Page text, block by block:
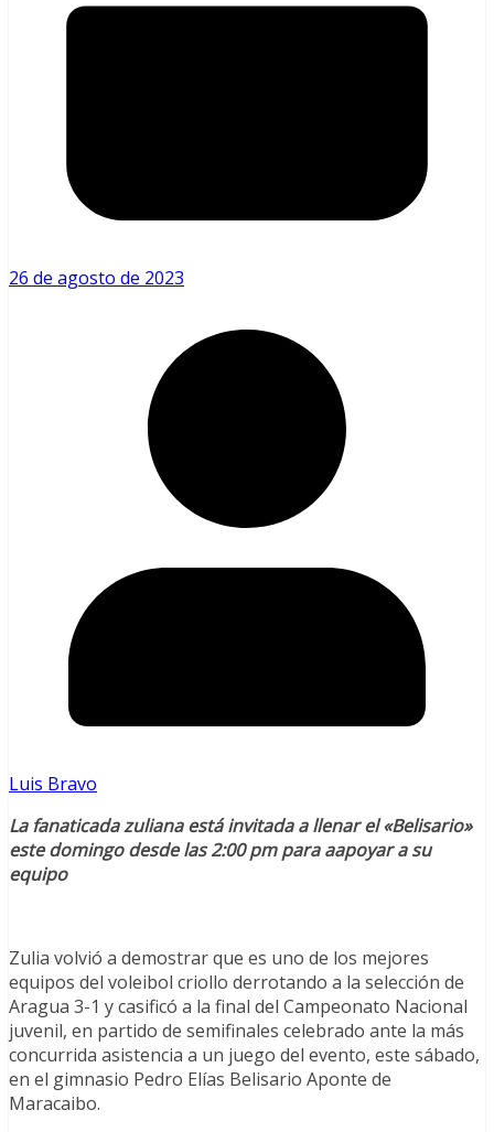
26 de agosto de 2023
Luis Bravo
La fanaticada zuliana está invitada a llenar el «Belisario»
este domingo desde las 2:00 pm para aapoyar a su
equipo
Zulia volvió a demostrar que es uno de los mejores
equipos del voleibol criollo derrotando a la selección de
Aragua 3-1 y casificó a la final del Campeonato Nacional
juvenil, en partido de semifinales celebrado ante la más
concurrida asistencia a un juego del evento, este sábado,
en el gimnasio Pedro Elías Belisario Aponte de
Maracaibo.